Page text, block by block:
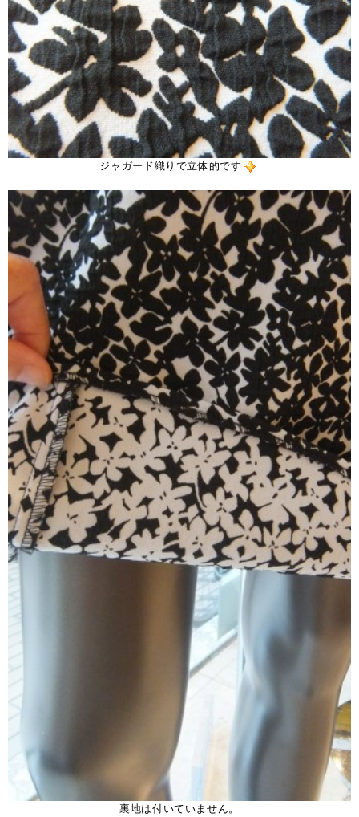
ジャガード織りで立体的です
裏地は付いていません。